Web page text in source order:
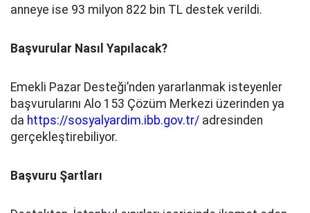
anneye ise 93 milyon 822 bin TL destek verildi.
Başvurular Nasıl Yapılacak?
Emekli Pazar Desteği’nden yararlanmak isteyenler
başvurularını Alo 153 Çözüm Merkezi üzerinden ya
da https://sosyalyardim.ibb.gov.tr/ adresinden
gerçekleştirebiliyor.
Başvuru Şartları